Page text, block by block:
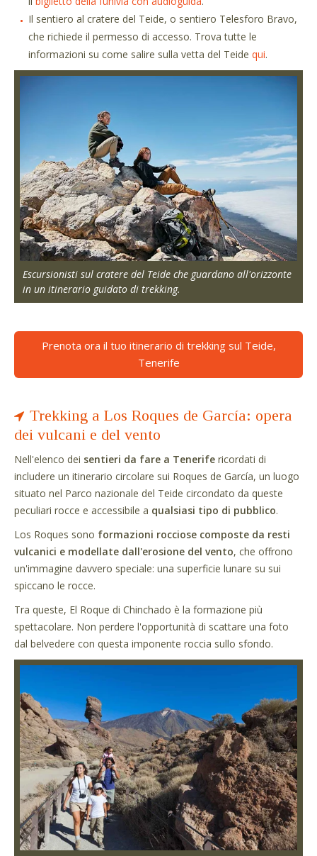
Il sentiero al cratere del Teide, o sentiero Telesforo Bravo,
che richiede il permesso di accesso. Trova tutte le
informazioni su come salire sulla vetta del Teide qui.
Escursionisti sul cratere del Teide che guardano all'orizzonte
in un itinerario guidato di trekking.
Prenota ora il tuo itinerario di trekking sul Teide,
Tenerife
Trekking a Los Roques de García: opera
dei vulcani e del vento
Nell'elenco dei sentieri da fare a Tenerife ricordati di
includere un itinerario circolare sui Roques de García, un luogo
situato nel Parco nazionale del Teide circondato da queste
peculiari rocce e accessibile a qualsiasi tipo di pubblico.
Los Roques sono formazioni rocciose composte da resti
vulcanici e modellate dall'erosione del vento, che offrono
un'immagine davvero speciale: una superficie lunare su sui
spiccano le rocce.
Tra queste, El Roque di Chinchado è la formazione più
spettacolare. Non perdere l'opportunità di scattare una foto
dal belvedere con questa imponente roccia sullo sfondo.